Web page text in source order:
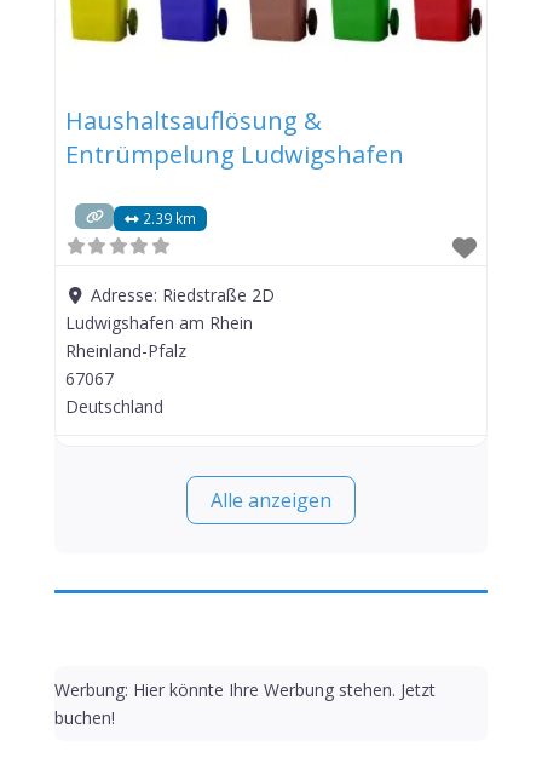
Haushaltsauflösung &
Entrümpelung Ludwigshafen
2.39 km
Adresse: Riedstraße 2D
Ludwigshafen am Rhein
Rheinland-Pfalz
67067
Deutschland
Alle anzeigen
Werbung: Hier könnte Ihre Werbung stehen. Jetzt
buchen!